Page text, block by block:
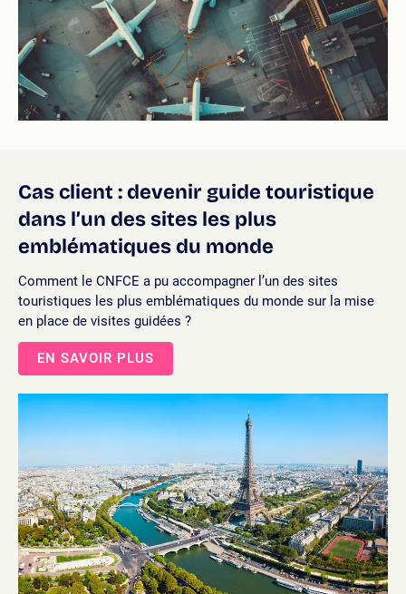
Cas client : devenir guide touristique
dans l’un des sites les plus
emblématiques du monde
Comment le CNFCE a pu accompagner l’un des sites
touristiques les plus emblématiques du monde sur la mise
en place de visites guidées ?
EN SAVOIR PLUS